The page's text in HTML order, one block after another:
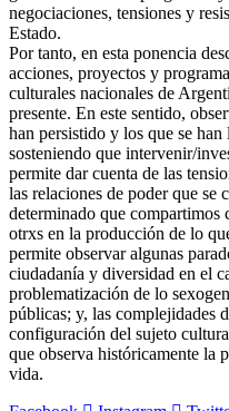
negociaciones, tensiones y
Estado.
Por tanto, en esta ponencia
acciones, proyectos y
culturales nacionales de
presente. En este sentido,
han persistido y los que se
sosteniendo que intervenir/
permite dar cuenta de las
las relaciones de poder que
determinado que compartimos
otrxs en la producción de lo
permite observar algunas
ciudadanía y diversidad en el
problematización de lo
públicas; y, las complejidades
configuración del sujeto
que observa históricamente la
vida.